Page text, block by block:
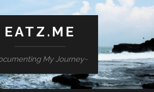
EATZ.ME
My Journey~